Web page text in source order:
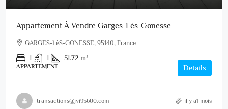
Appartement À Vendre Garges-Lès-Gonesse
GARGES-LèS-GONESSE, 95140, France
1 1 51.72 m²
APPARTEMENT Details
transactions@jvi95600.com il y a1 mois